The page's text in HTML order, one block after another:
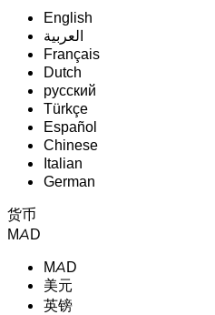
English
‏العربية‏
Français
Dutch
русский
Türkçe
Español
Chinese
Italian
German
货币
MAD
MAD
美元
英镑